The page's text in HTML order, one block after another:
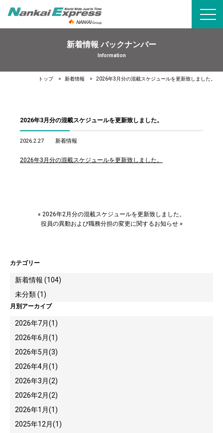
新着情報 バックナンバー
Information
トップ 新着情報 2026年3月分の混載スケジュールを更新致しました。
2026年3月分の混載スケジュールを更新致しました。
2026.2.27 新着情報
2026年3月分の混載スケジュールを更新致しました。
« 2026年2月分の混載スケジュールを更新致しました。
役員の異動および職務分担の変更に関するお知らせ»
カテゴリー
新着情報 (104)
未分類 (1)
月別アーカイブ
2026年7月(1)
2026年6月(1)
2026年5月(3)
2026年4月(1)
2026年3月(2)
2026年2月(2)
2026年1月(1)
2025年12月(1)